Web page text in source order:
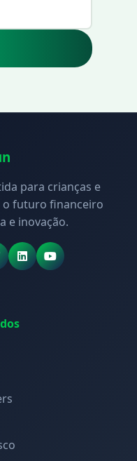
para crianças e
o futuro financeiro
e inovação.